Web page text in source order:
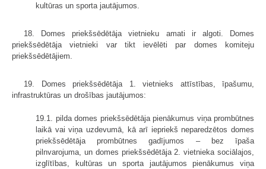
kultūras un sporta jautājumos.
18. Domes priekšsēdētāja vietnieku amati ir algoti. Domes
priekšsēdētāja vietnieki var tikt ievēlēti par domes komiteju
priekšsēdētājiem.
19. Domes priekšsēdētāja 1. vietnieks attīstības, īpašumu,
infrastruktūras un drošības jautājumos:
19.1. pilda domes priekšsēdētāja pienākumus viņa prombūtnes
laikā vai viņa uzdevumā, kā arī iepriekš neparedzētos domes
priekšsēdētāja prombūtnes gadījumos – bez īpaša
pilnvarojuma, un domes priekšsēdētāja 2. vietnieka sociālajos,
izglītības, kultūras un sporta jautājumos pienākumus viņa